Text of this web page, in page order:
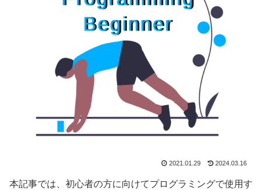
2021.01.29 2024.03.16
本記事では、初心者の方に向けてプログラミングで使用す